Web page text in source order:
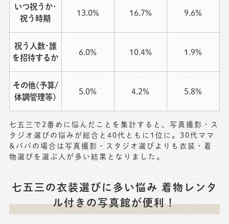
いつ祝うか･
祝う時期
13.0% 16.7% 9.6%
祝う人数･誰
を招待するか
6.0% 10.4% 1.9%
その他(予算/
体調管理等)
5.0% 4.2% 5.8%
七五三で2番めに悩んだことを集計すると、写真撮影・ス
タジオ選びの悩みが総合と40代ともに1位に。30代ママ
&パパの場合は写真撮影・スタジオ選びよりも衣装・着
物選びを選ぶ人が多い結果となりました。
七五三の衣装選びに多い悩み 着物レンタ
ル付きの写真館が便利！